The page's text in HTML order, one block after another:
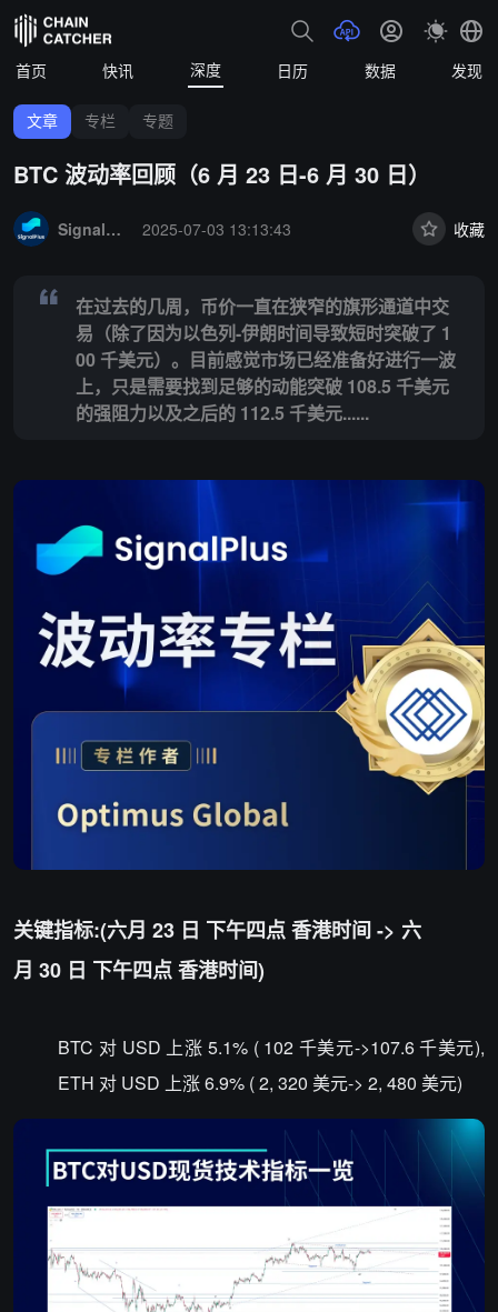
首页 快讯 深度 日历 数据 发现
文章 专栏 专题
BTC 波动率回顾（6 月 23 日-6 月 30 日）
SignalPlus
2025-07-03 13:13:43 收藏
在过去的几周，币价一直在狭窄的旗形通道中交
易（除了因为以色列-伊朗时间导致短时突破了 1
00 千美元）。目前感觉市场已经准备好进行一波
上，只是需要找到足够的动能突破 108.5 千美元
的强阻力以及之后的 112.5 千美元......
关键指标:(六月 23 日 下午四点 香港时间 -> 六
月 30 日 下午四点 香港时间)
BTC 对 USD 上涨 5.1% ( 102 千美元->107.6 千美元),
ETH 对 USD 上涨 6.9% ( 2, 320 美元-> 2, 480 美元)